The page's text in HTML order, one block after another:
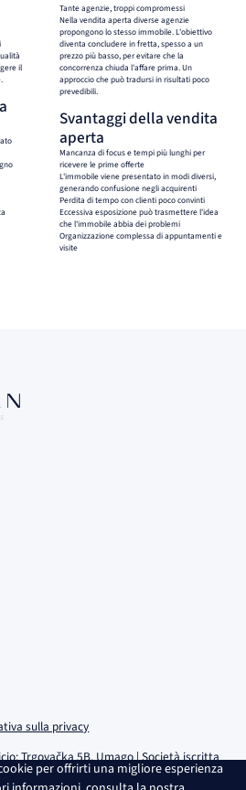
il
Tante agenzie, troppi compromessi
Nella vendita aperta diverse agenzie
propongono lo stesso immobile. L'obiettivo
diventa concludere in fretta, spesso a un
prezzo più basso, per evitare che la
concorrenza chiuda l'affare prima. Un
approccio che può tradursi in risultati poco
prevedibili.
Svantaggi della vendita
aperta
Mancanza di focus e tempi più lunghi per
ricevere le prime offerte
L'immobile viene presentato in modi diversi,
generando confusione negli acquirenti
Perdita di tempo con clienti poco convinti
Eccessiva esposizione può trasmettere l'idea
che l'immobile abbia dei problemi
Organizzazione complessa di appuntamenti e
visite
sulla privacy
Trgovačka 5B, Umago | Società iscritta
commerciale di Fiume n. MBS
per offrirti una migliore esperienza